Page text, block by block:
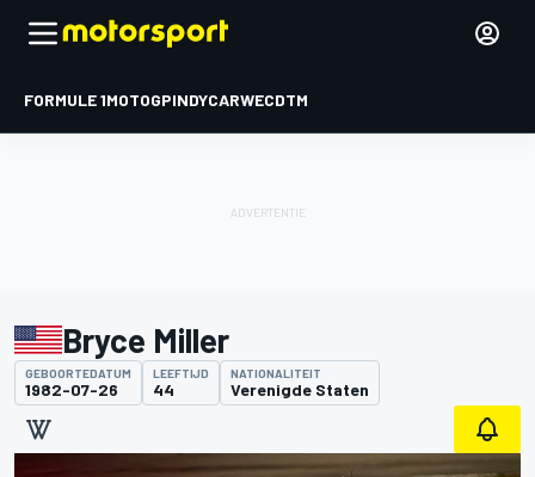
FORMULE 1MOTOGPINDYCARWECDTM
Bryce Miller
GEBOORTEDATUM
1982-07-26
LEEFTIJD
44
NATIONALITEIT
Verenigde Staten